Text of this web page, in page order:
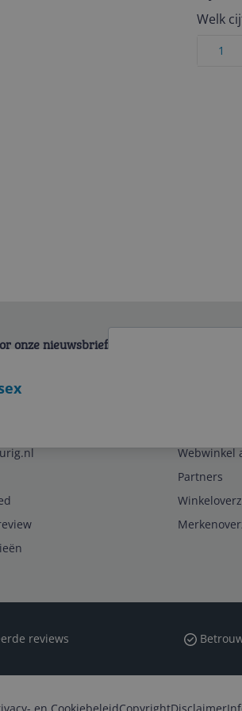
Welk
1
onze nieuwsbrief
Webwinkel
Partners
reviews